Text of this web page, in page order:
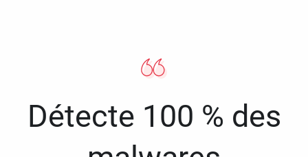
Détecte 100 % des